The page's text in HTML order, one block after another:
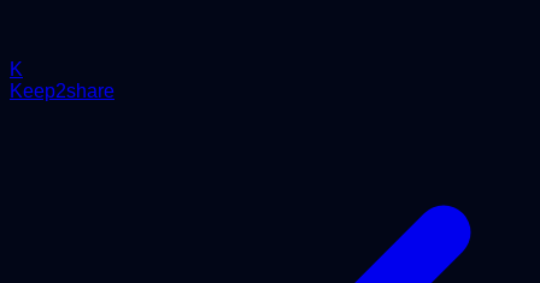
K
Keep2share